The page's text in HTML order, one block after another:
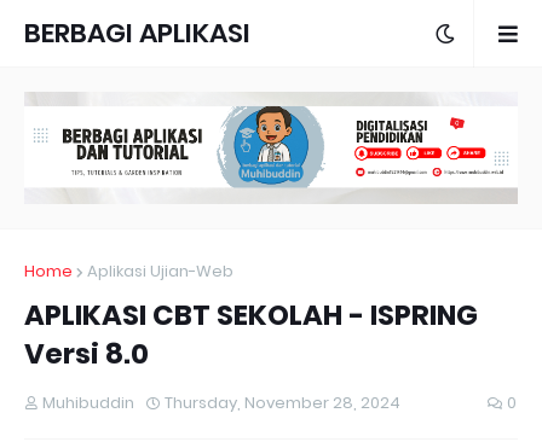
BERBAGI APLIKASI
Home Aplikasi Ujian-Web
APLIKASI CBT SEKOLAH - ISPRING
Versi 8.0
Muhibuddin Thursday, November 28, 2024 0